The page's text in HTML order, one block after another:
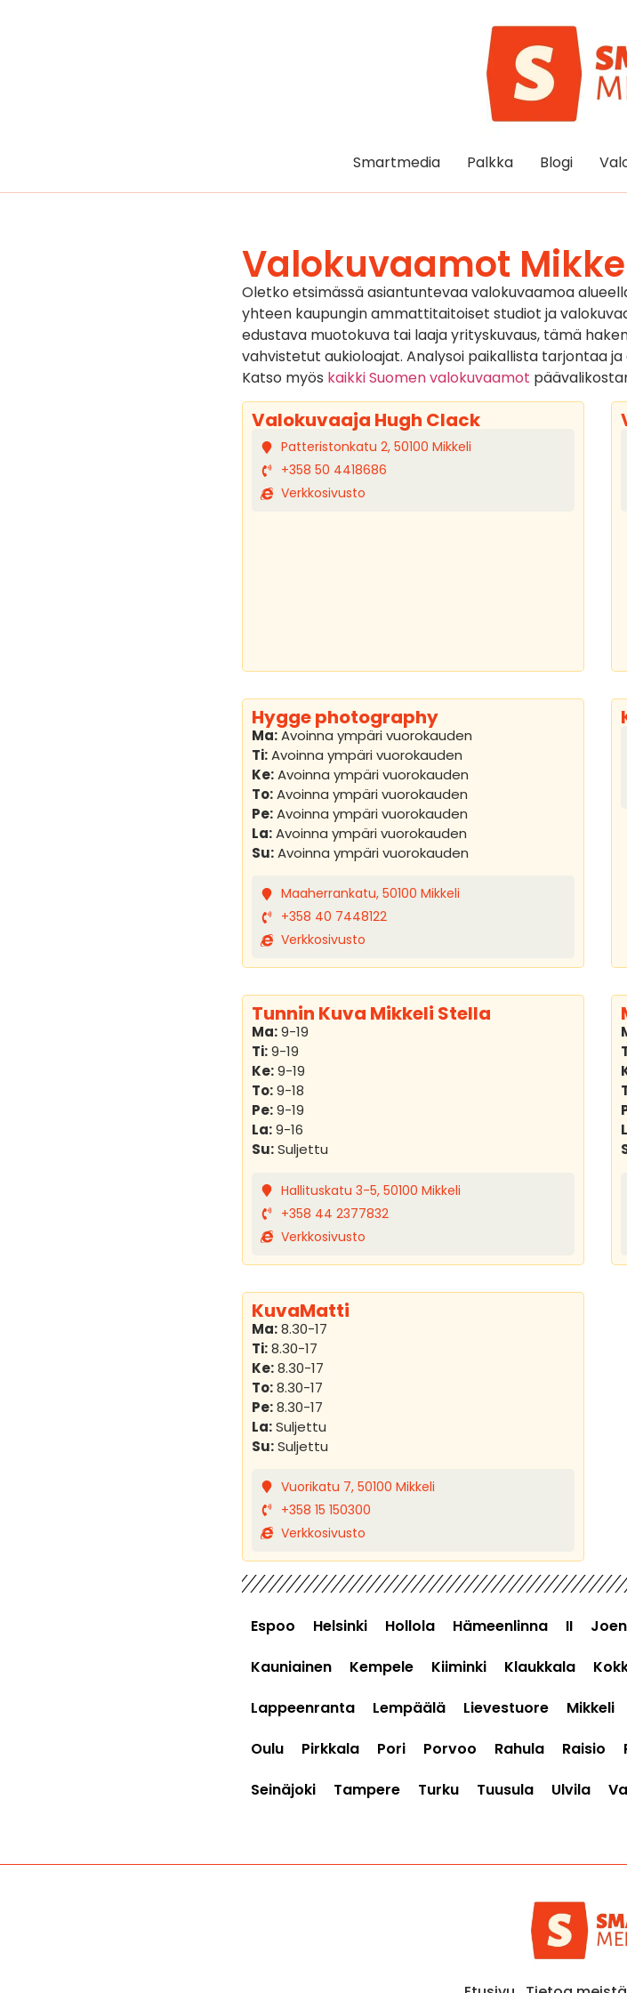
Smartmedia Palkka Blogi
Valokuvaamot
Oletko etsimässä asiantuntevaa valokuvaamoa
yhteen kaupungin ammattitaitoiset studiot ja
edustava muotokuva tai laaja yrityskuvaus, tämä
vahvistetut aukioloajat. Analysoi paikallista tarjontaa
Katso myös kaikki Suomen valokuvaamot
Valokuvaaja Hugh Clack
Patteristonkatu 2, 50100 Mikkeli
+358 50 4418686
Verkkosivusto
Hygge photography
Ma:Avoinna ympäri vuorokauden
Ti:Avoinna ympäri vuorokauden
Ke:Avoinna ympäri vuorokauden
To:Avoinna ympäri vuorokauden
Pe:Avoinna ympäri vuorokauden
La:Avoinna ympäri vuorokauden
Su:Avoinna ympäri vuorokauden
Maaherrankatu, 50100 Mikkeli
+358 40 7448122
Verkkosivusto
Tunnin Kuva Mikkeli Stella
Ma:9-19
Ti:9-19
Ke:9-19
To:9-18
Pe:9-19
La:9-16
Su:Suljettu
Hallituskatu 3-5, 50100 Mikkeli
+358 44 2377832
Verkkosivusto
KuvaMatti
Ma:8.30-17
Ti:8.30-17
Ke:8.30-17
To:8.30-17
Pe:8.30-17
La:Suljettu
Su:Suljettu
Vuorikatu 7, 50100 Mikkeli
+358 15 150300
Verkkosivusto
Espoo Helsinki Hollola Hämeenlinna II
Kauniainen
Kempele Kiiminki Klaukkala
Lappeenranta
Lempäälä Lievestuore Mikkeli
Oulu
Pirkkala Pori Porvoo Rahula Raisio
Seinäjoki
Tampere Turku Tuusula Ulvila